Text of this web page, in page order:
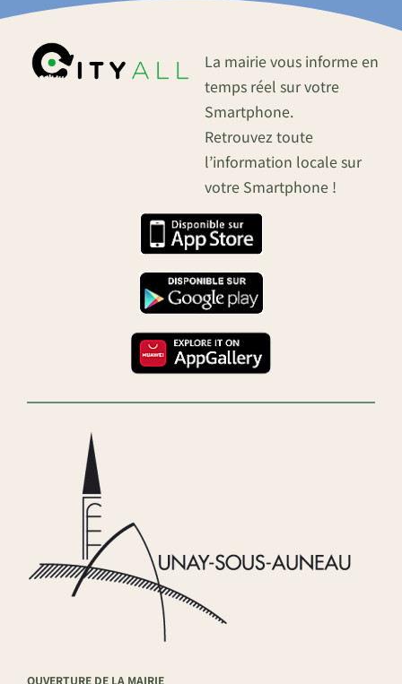
La mairie vous informe en
temps réel sur votre
Smartphone.
Retrouvez toute
l’information locale sur
votre Smartphone !
OUVERTURE DE LA MAIRIE